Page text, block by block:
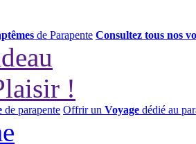
de Parapente Consultez tous nos
!
de parapente Offrir un Voyage dédié au